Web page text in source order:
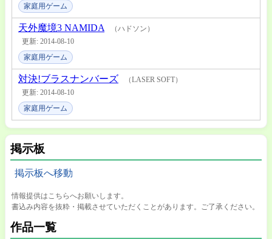
掲示板
掲示板へ移動
情報提供はこちらへお願いします。
書込み内容を抜粋・掲載させていただくことがあります。ご了承ください。
作品一覧
家庭用ゲーム
天外魔境3 NAMIDA
（ハドソン）
更新: 2014-08-10
家庭用ゲーム
対決!ブラスナンバーズ
（LASER SOFT）
更新: 2014-08-10
家庭用ゲーム